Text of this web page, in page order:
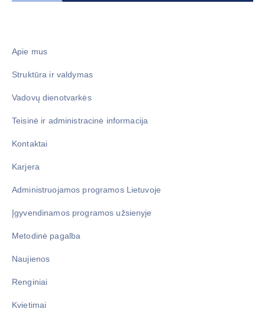
Apie mus
Struktūra ir valdymas
Vadovų dienotvarkės
Teisinė ir administracinė informacija
Kontaktai
Karjera
Administruojamos programos Lietuvoje
Įgyvendinamos programos užsienyje
Metodinė pagalba
Naujienos
Renginiai
Kvietimai